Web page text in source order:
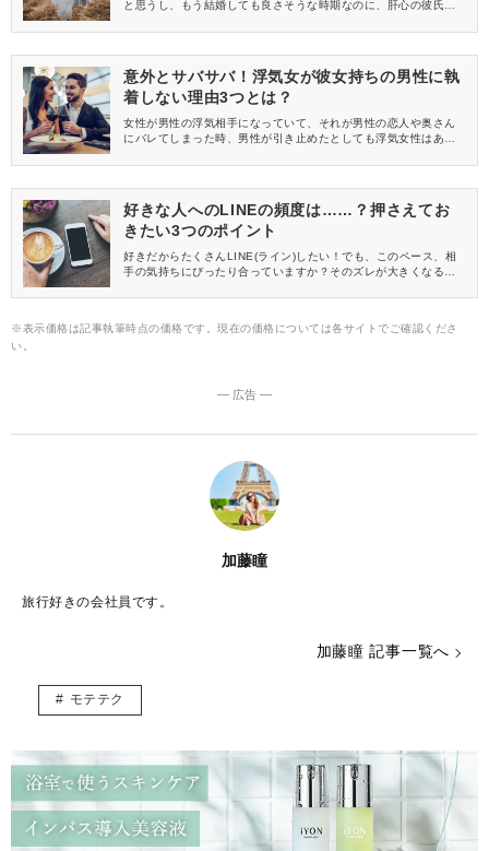
と思うし、もう結婚しても良さそうな時期なのに、肝心の彼氏は
の？結婚を決意しない理由って何？考えられる「彼自身の問題」3
意外とサバサバ！浮気女が彼女持ちの男性に執
着しない理由3つとは？
女性が男性の浮気相手になっていて、それが男性の恋人や奥さん
にバレてしまった時、男性が引き止めたとしても浮気女性はあっ
り男性との関係を切れるのでしょうか。今回は、その理由につい
好きな人へのLINEの頻度は……？押さえてお
きたい3つのポイント
好きだからたくさんLINE(ライン)したい！でも、このペース、相
手の気持ちにぴったり合っていますか？そのズレが大きくなる前
※表示価格は記事執筆時点の価格です。現在の価格については各サイトでご確認くださ
い。
― 広告 ―
加藤瞳
旅行好きの会社員です。
加藤瞳 記事一覧へ
モテテク